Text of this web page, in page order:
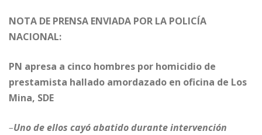
NOTA DE PRENSA ENVIADA POR LA POLICÍA
NACIONAL:
PN apresa a cinco hombres por homicidio de
prestamista hallado amordazado en oficina de Los
Mina, SDE
–Uno de ellos cayó abatido durante intervención